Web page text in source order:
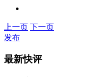
上一页 下一页
发布
最新快评